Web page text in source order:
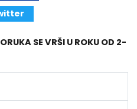
SE VRŠI U ROKU OD 2-